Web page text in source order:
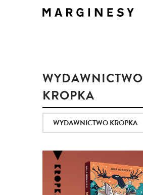
WYDAWNICTWO
KROPKA
WYDAWNICTWO KROPKA